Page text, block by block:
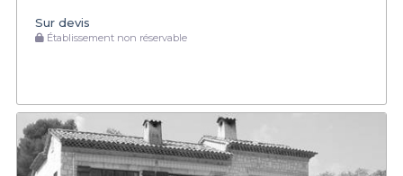
Sur devis
Établissement non réservable